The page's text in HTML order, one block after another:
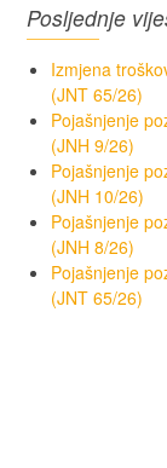
Posljednje
Izmjena
(JNT 65/26)
Pojašnjenje
(JNH 9/26)
Pojašnjenje
(JNH 10/26)
Pojašnjenje
(JNH 8/26)
Pojašnjenje
(JNT 65/26)